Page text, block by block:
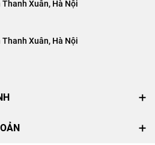
Thanh Xuân, Hà Nội
Thanh Xuân, Hà Nội